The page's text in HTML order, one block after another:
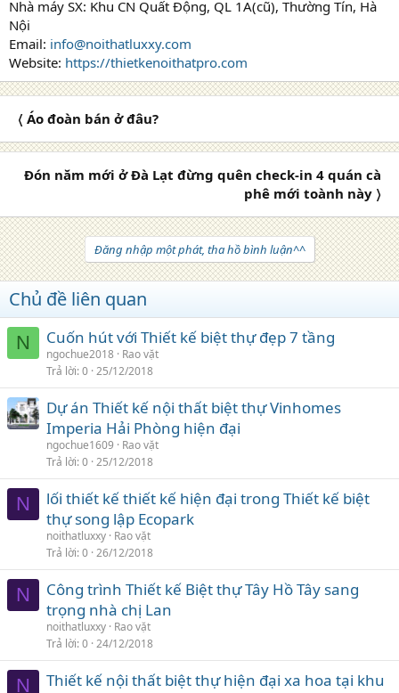
Nhà máy SX: Khu CN Quất Động, QL 1A(cũ), Thường Tín, Hà
Nội
Email: info@noithatluxxy.com
Website: https://thietkenoithatpro.com
〈 Áo đoàn bán ở đâu?
Đón năm mới ở Đà Lạt đừng quên check-in 4 quán cà
phê mới toành này 〉
Đăng nhập một phát, tha hồ bình luận^^
Chủ đề liên quan
N Cuốn hút với Thiết kế biệt thự đẹp 7 tầng
ngochue2018 Rao vặt
Trả lời 0 25/12/2018
Dự án Thiết kế nội thất biệt thự Vinhomes
Imperia Hải Phòng hiện đại
ngochue1609
Rao vặt
Trả lời 0 25/12/2018
N
lối thiết kế thiết kế hiện đại trong Thiết kế biệt
thự song lập Ecopark
noithatluxxy Rao vặt
Trả lời 0 26/12/2018
N
Công trình Thiết kế Biệt thự Tây Hồ Tây sang
trọng nhà chị Lan
noithatluxxy Rao vặt
Trả lời 0 24/12/2018
N
Thiết kế nội thất biệt thự hiện đại xa hoa tại khu